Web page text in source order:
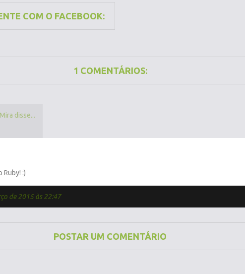
COM O FACEBOOK:
1 COMENTÁRIOS:
Mira disse...
Ruby! :)
de 2015 às 22:47
POSTAR UM COMENTÁRIO